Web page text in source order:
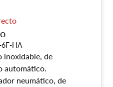
6F-HA
inoxidable, de
automático.
neumático, de